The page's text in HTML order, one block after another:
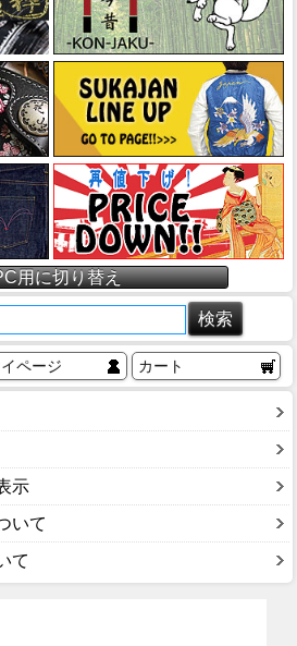
用に切り替え
ページ カート
示
いて
て